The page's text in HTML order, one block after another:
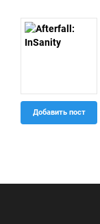
Добавить пост